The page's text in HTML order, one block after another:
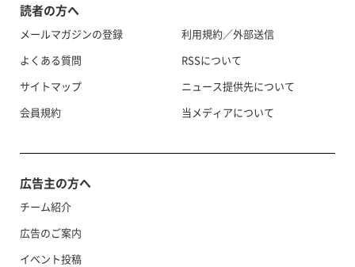
読者の方へ
メールマガジンの登録
よくある質問
サイトマップ
会員規約
利用規約／外部送信
RSSについて
ニュース提供先について
当メディアについて
広告主の方へ
チーム紹介
広告のご案内
イベント投稿